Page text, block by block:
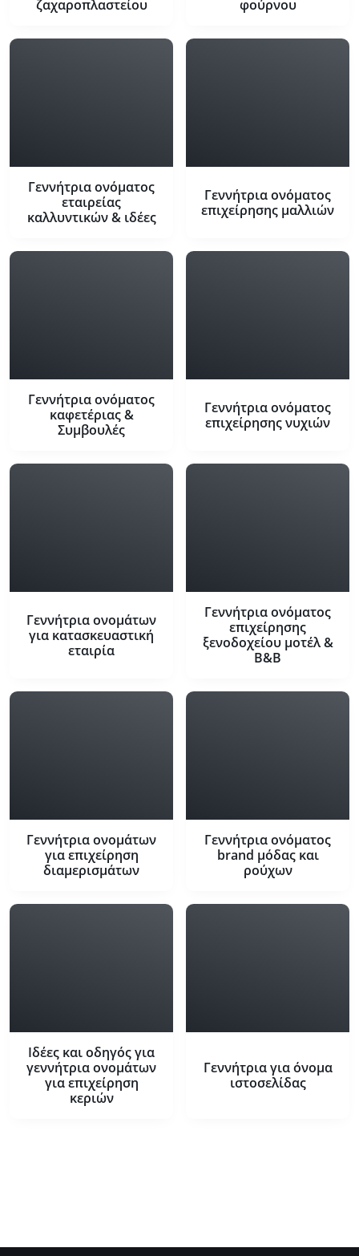
ζαχαροπλαστείου φούρνου
Γεννήτρια ονόματος
εταιρείας
καλλυντικών & ιδέες
Γεννήτρια ονόματος
επιχείρησης μαλλιών
Γεννήτρια ονόματος
καφετέριας &
Συμβουλές
Γεννήτρια ονόματος
επιχείρησης νυχιών
Γεννήτρια ονομάτων
για κατασκευαστική
εταιρία
Γεννήτρια ονόματος
επιχείρησης
ξενοδοχείου μοτέλ &
B&B
Γεννήτρια ονομάτων
για επιχείρηση
διαμερισμάτων
Γεννήτρια ονόματος
brand μόδας και
ρούχων
Ιδέες και οδηγός για
γεννήτρια ονομάτων
για επιχείρηση
κεριών
Γεννήτρια για όνομα
ιστοσελίδας